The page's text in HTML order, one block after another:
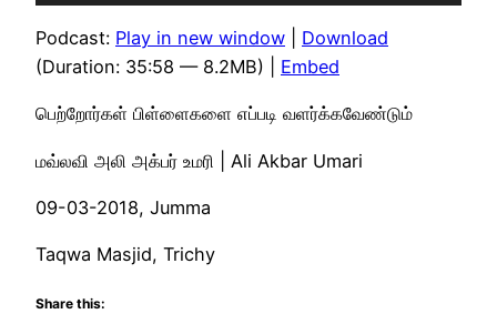
Podcast: Play in new window
Download
(Duration: 35:58 — 8.2MB) | Embed
பெற்றோர்கள் பிள்ளைகளை எப்படி வளர்க்கவேண்டும்
மவ்லவி அலி அக்பர் உமரி | Ali Akbar Umari
09-03-2018, Jumma
Taqwa Masjid, Trichy
Share this: